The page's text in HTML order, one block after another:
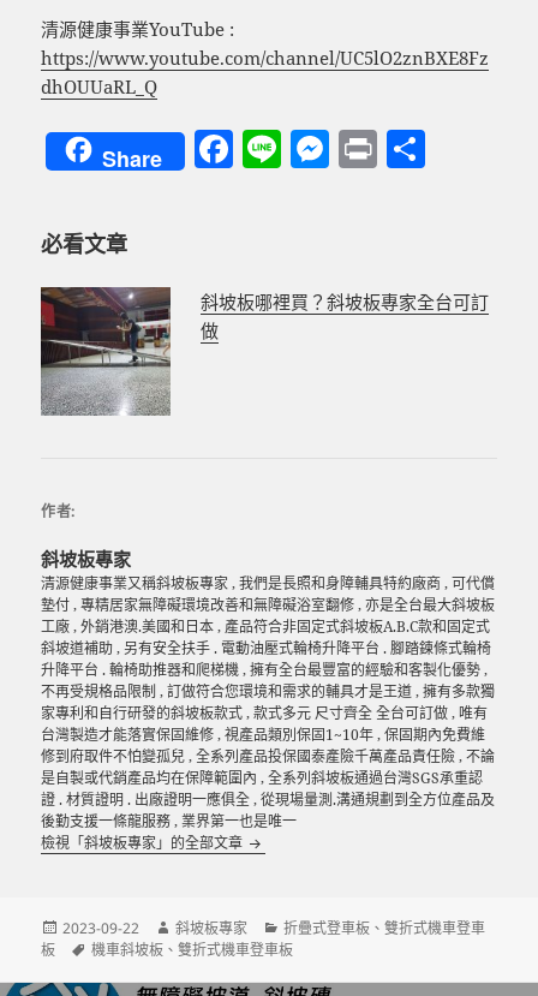
清源健康事業YouTube :
https://www.youtube.com/channel/UC5lO2znBXE8Fz
dhOUUaRL_Q
Share F
b
Li M
g
P
必看文章
斜坡板哪裡買？斜坡板專家全台可訂
做
作者:
斜坡板專家
清源健康事業又稱斜坡板專家 , 我們是長照和身障輔具特約廠商 , 可代償
墊付 , 專精居家無障礙環境改善和無障礙浴室翻修 , 亦是全台最大斜坡板
工廠 , 外銷港澳.美國和日本 , 產品符合非固定式斜坡板A.B.C款和固定式
斜坡道補助 , 另有安全扶手 . 電動油壓式輪椅升降平台 . 腳踏鍊條式輪椅
升降平台 . 輪椅助推器和爬梯機 , 擁有全台最豐富的經驗和客製化優勢 ,
不再受規格品限制 , 訂做符合您環境和需求的輔具才是王道 , 擁有多款獨
家專利和自行研發的斜坡板款式 , 款式多元 尺寸齊全 全台可訂做 , 唯有
台灣製造才能落實保固維修 , 視產品類別保固1~10年 , 保固期內免費維
修到府取件不怕變孤兒 , 全系列產品投保國泰產險千萬產品責任險 , 不論
是自製或代銷產品均在保障範圍內 , 全系列斜坡板通過台灣SGS承重認
證 . 材質證明 . 出廠證明一應俱全 , 從現場量測.溝通規劃到全方位產品及
後勤支援一條龍服務 , 業界第一也是唯一
檢視「斜坡板專家」的全部文章
發
佈
期:
2023-09-22
作
者
斜坡板專家
分
類
折疊式登車板 、雙折式機車登車
板
標
機車斜坡板 、雙折式機車登車板